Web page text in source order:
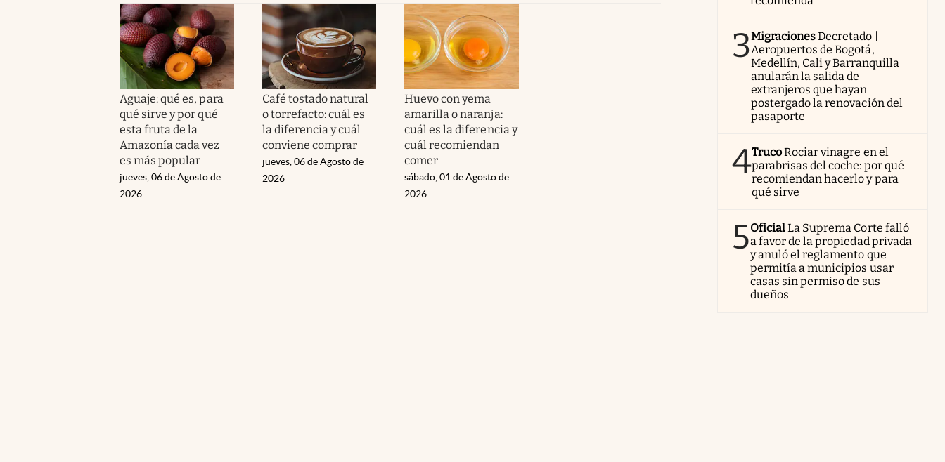
Aguaje: qué es, para
qué sirve y por qué
esta fruta de la
Amazonía cada vez
es más popular
jueves, 06 de Agosto de
2026
Café tostado natural
o torrefacto: cuál es
la diferencia y cuál
conviene comprar
jueves, 06 de Agosto de
2026
Huevo con yema
amarilla o naranja:
cuál es la diferencia y
cuál recomiendan
comer
sábado, 01 de Agosto de
2026
3MigracionesDecretado |
Aeropuertos de Bogotá,
Medellín, Cali y Barranquilla
anularán la salida de
extranjeros que hayan
postergado la renovación del
pasaporte
4TrucoRociar vinagre en el
parabrisas del coche: por qué
recomiendan hacerlo y para
qué sirve
5OficialLa Suprema Corte falló
a favor de la propiedad privada
y anuló el reglamento que
permitía a municipios usar
casas sin permiso de sus
dueños